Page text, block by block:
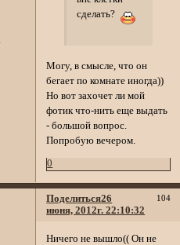
сделать?
Могу, в смысле, что он
бегает по комнате иногда))
Но вот захочет ли мой
фотик что-нить еще выдать
- большой вопрос.
Попробую вечером.
0
Поделиться 104
26
июня, 2012г. 22:10:32
Ничего не вышло(( Он не